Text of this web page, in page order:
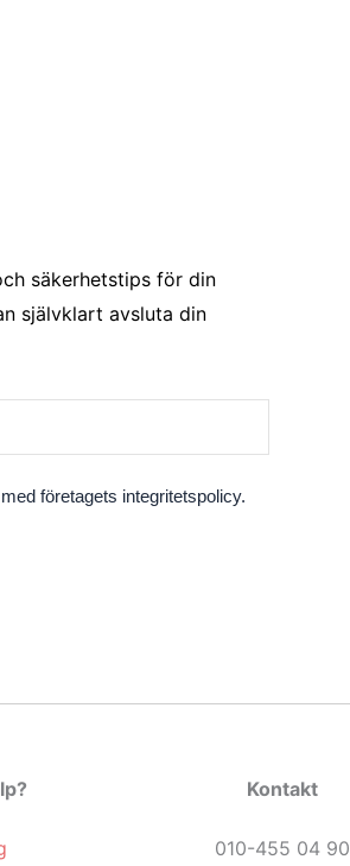
säkerhetstips för din
självklart avsluta din
företagets integritetspolicy.
Kontakt
010-455 04 90